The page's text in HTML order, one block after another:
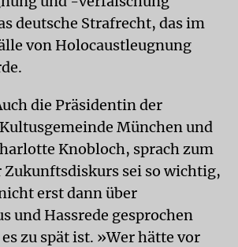
deutsche Strafrecht, das im
von Holocaustleugnung
die Präsidentin der
München und
Knobloch, sprach zum
sei so wichtig,
erst dann über
und Hassrede gesprochen
zu spät ist. »Wer hätte vor